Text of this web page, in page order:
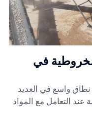
في
واسع في العديد
التعامل مع المواد